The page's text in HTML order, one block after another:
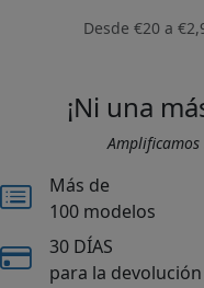
Desde €20 a
¡Ni una
Más de
100 modelos
30 DÍAS
para la devolución